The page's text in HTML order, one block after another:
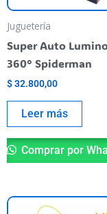
Juguetería
Super Auto
360° Spiderman
$32.800,00
Leer más
Comprar por